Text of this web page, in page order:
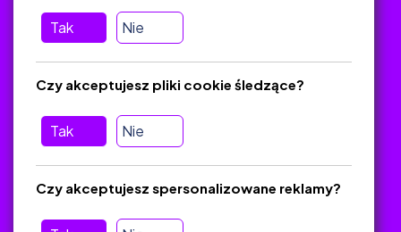
Baza materiałów dydaktycznych
Jak zostać autorem
FAQ
wiadomość nie trafiła do folderu SPAM)
Tak Nie
Tak Nie
Czy akceptujesz pliki cookie śledzące?
Czy akceptujesz spersonalizowane reklamy?